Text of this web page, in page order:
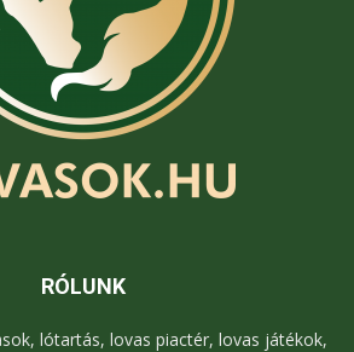
RÓLUNK
lótartás, lovas piactér, lovas játékok,